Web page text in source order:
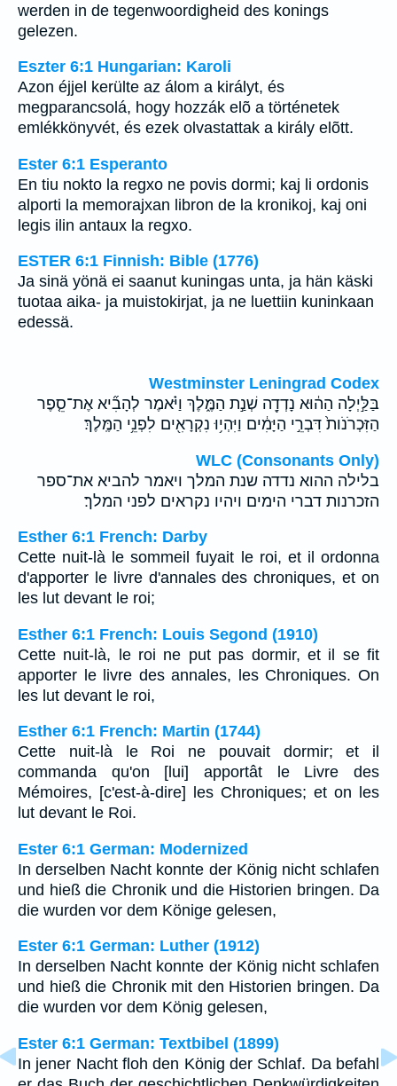
werden in de tegenwoordigheid des konings
gelezen.
Eszter 6:1 Hungarian: Karoli
Azon éjjel kerülte az álom a királyt, és
megparancsolá, hogy hozzák elõ a történetek
emlékkönyvét, és ezek olvastattak a király elõtt.
Ester 6:1 Esperanto
En tiu nokto la regxo ne povis dormi; kaj li ordonis
alporti la memorajxan libron de la kronikoj, kaj oni
legis ilin antaux la regxo.
ESTER 6:1 Finnish: Bible (1776)
Ja sinä yönä ei saanut kuningas unta, ja hän käski
tuotaa aika- ja muistokirjat, ja ne luettiin kuninkaan
edessä.
Westminster Leningrad Codex
בַּלַּ֣יְלָה הַה֔וּא נָדְדָ֖ה שְׁנַ֣ת הַמֶּ֑לֶךְ וַיֹּ֗אמֶר לְהָבִ֞יא אֶת־סֵ֤פֶר
הַזִּכְרֹנֹות֙ דִּבְרֵ֣י הַיָּמִ֔ים וַיִּהְי֥וּ נִקְרָאִ֖ים לִפְנֵ֥י הַמֶּֽלֶךְ׃
WLC (Consonants Only)
בלילה ההוא נדדה שנת המלך ויאמר להביא את־ספר
הזכרנות דברי הימים ויהיו נקראים לפני המלך׃
Esther 6:1 French: Darby
Cette nuit-là le sommeil fuyait le roi, et il ordonna
d'apporter le livre d'annales des chroniques, et on
les lut devant le roi;
Esther 6:1 French: Louis Segond (1910)
Cette nuit-là, le roi ne put pas dormir, et il se fit
apporter le livre des annales, les Chroniques. On
les lut devant le roi,
Esther 6:1 French: Martin (1744)
Cette nuit-là le Roi ne pouvait dormir; et il
commanda qu'on [lui] apportât le Livre des
Mémoires, [c'est-à-dire] les Chroniques; et on les
lut devant le Roi.
Ester 6:1 German: Modernized
In derselben Nacht konnte der König nicht schlafen
und hieß die Chronik und die Historien bringen. Da
die wurden vor dem Könige gelesen,
Ester 6:1 German: Luther (1912)
In derselben Nacht konnte der König nicht schlafen
und hieß die Chronik mit den Historien bringen. Da
die wurden vor dem König gelesen,
Ester 6:1 German: Textbibel (1899)
In jener Nacht floh den König der Schlaf. Da befahl